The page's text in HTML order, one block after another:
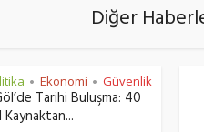
Diğer
• Ekonomi • Güvenlik
Tarihi Buluşma: 40